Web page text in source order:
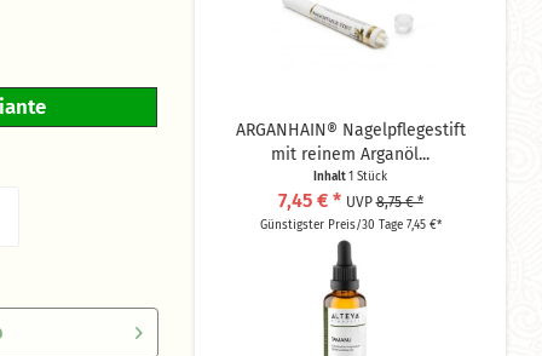
ARGANHAIN® Nagelpflegestift
mit reinem Arganöl...
Inhalt1 Stück
7,45 € * UVP8,75 € *
Günstigster Preis/30 Tage 7,45 €*